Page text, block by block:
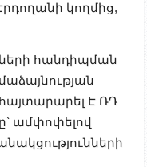
կողմից,
հանդիպման
Է ՌԴ
ամփոփելով